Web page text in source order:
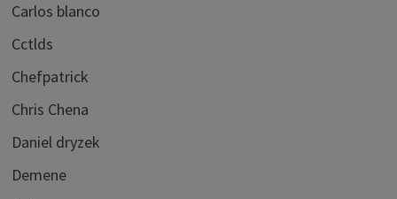
Carlos blanco
Cctlds
Chefpatrick
Chris Chena
Daniel dryzek
Demene